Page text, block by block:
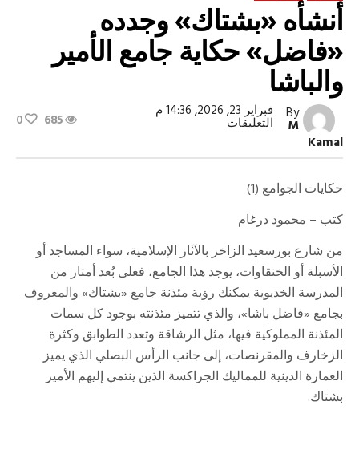
أنشأه «بشتاك» وجدده
«فاضل» حكاية جامع الأمير
والباشا
By
M
Kamal
فبراير 23, 2026, 14:36 م
التعليقاتعلى
وجدده
685
0
حكايات الجوامع (1)
كتب – محمود درغام
من شارع بورسعيد الزاخر بالآثار الإسلامية، سواء المساجد أو
الأسبلة أو الخنقاوات، يوجد هذا الجامع، فعلى بُعد أمتار من
المدرسة الخديوية يمكنك رؤية مئذنة جامع «بشتاك» والمعروف
بجامع «فاضل باشا»، والذي تتميز مئذنته بوجود كل سمات
المئذنة المملوكية فيها، مثل الرشاقة وتعدد الطوابق وكثرة
الزخارف والمقرنصات، إلى جانب الرأس البصلي الذي يميز
العمارة الدينية للمماليك الجراكسة الذين ينتمي إليهم الأمير
بشتاك.